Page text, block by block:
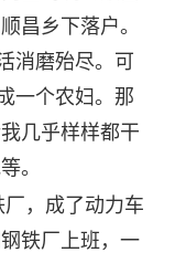
昌乡下落户。
消磨殆尽。可
一个农妇。那
几乎样样都干
。
，成了动力车
铁厂上班，一